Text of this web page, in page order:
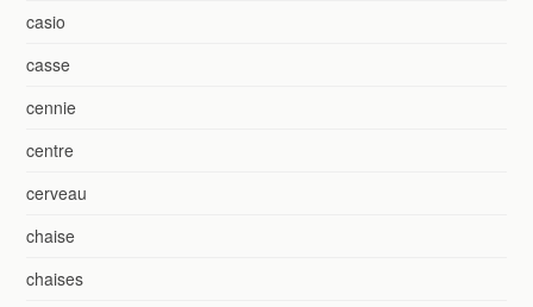
casio
casse
cennie
centre
cerveau
chaise
chaises